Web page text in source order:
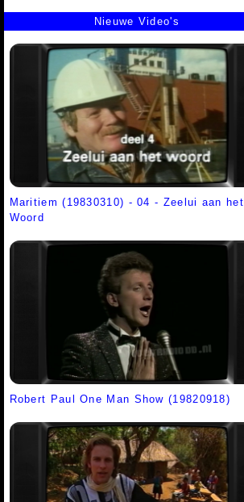
Nieuwe Video's
Maritiem (19830310) - 04 - Zeelui aan het
Woord
Robert Paul One Man Show (19820918)